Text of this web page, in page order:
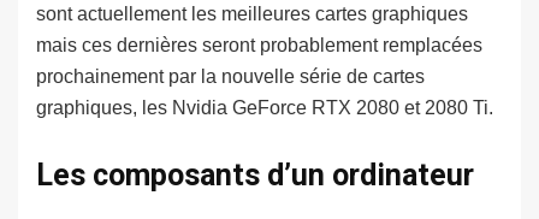
sont actuellement les meilleures cartes graphiques
mais ces dernières seront probablement remplacées
prochainement par la nouvelle série de cartes
graphiques, les Nvidia GeForce RTX 2080 et 2080 Ti.
Les composants d’un ordinateur